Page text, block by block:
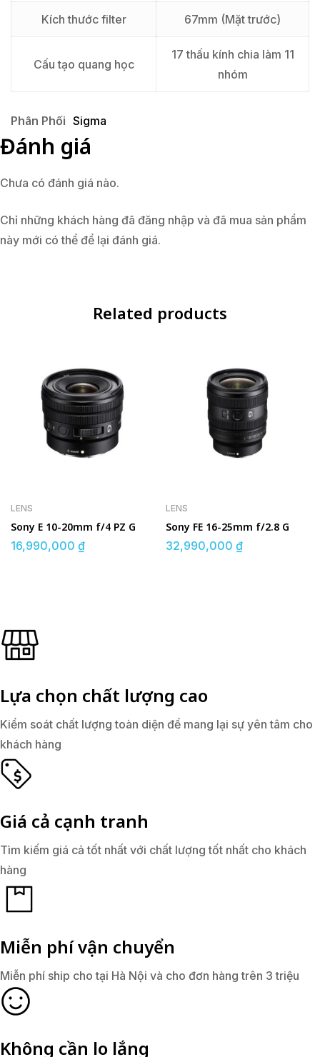
Kích thước filter 67mm (Mặt trước)
Cấu tạo quang học
17 thấu kính chia làm 11
nhóm
Phân Phối Sigma
Đánh giá
Chưa có đánh giá nào.
Chỉ những khách hàng đã đăng nhập và đã mua sản phẩm
này mới có thể để lại đánh giá.
Related products
LENS
Sony E 10-20mm f/4 PZ G
16,990,000 ₫
LENS
Sony FE 16-25mm f/2.8 G
32,990,000 ₫
Lựa chọn chất lượng cao
Kiểm soát chất lượng toàn diện để mang lại sự yên tâm cho
khách hàng
Giá cả cạnh tranh
Tìm kiếm giá cả tốt nhất với chất lượng tốt nhất cho khách
hàng
Miễn phí vận chuyển
Miễn phí ship cho tại Hà Nội và cho đơn hàng trên 3 triệu
Không cần lo lắng